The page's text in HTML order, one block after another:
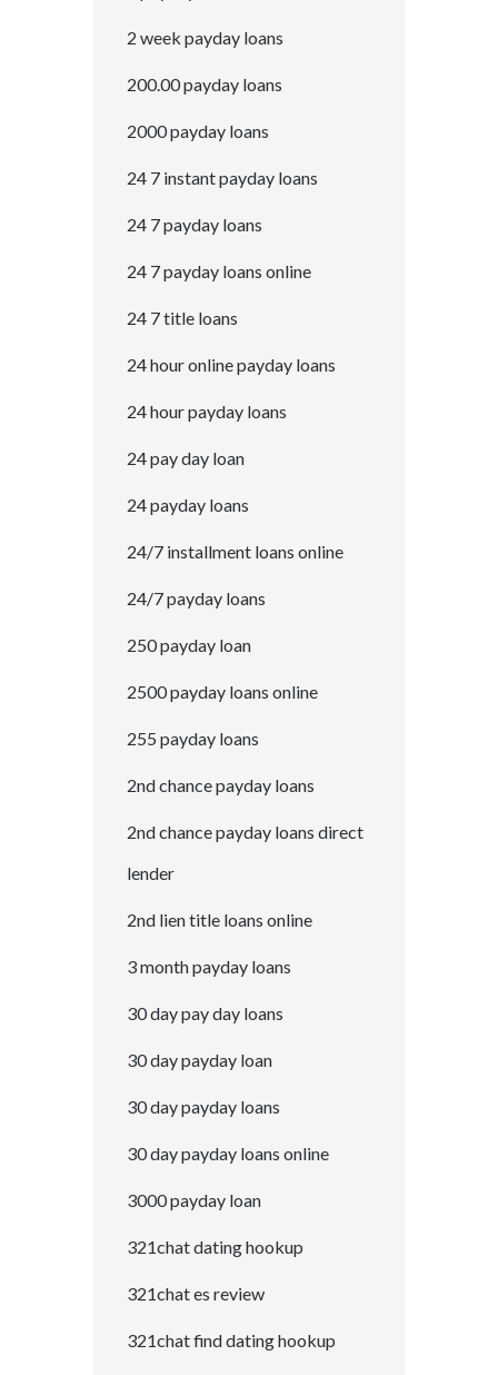
2 week payday loans
200.00 payday loans
2000 payday loans
24 7 instant payday loans
24 7 payday loans
24 7 payday loans online
24 7 title loans
24 hour online payday loans
24 hour payday loans
24 pay day loan
24 payday loans
24/7 installment loans online
24/7 payday loans
250 payday loan
2500 payday loans online
255 payday loans
2nd chance payday loans
2nd chance payday loans direct
lender
2nd lien title loans online
3 month payday loans
30 day pay day loans
30 day payday loan
30 day payday loans
30 day payday loans online
3000 payday loan
321chat dating hookup
321chat es review
321chat find dating hookup